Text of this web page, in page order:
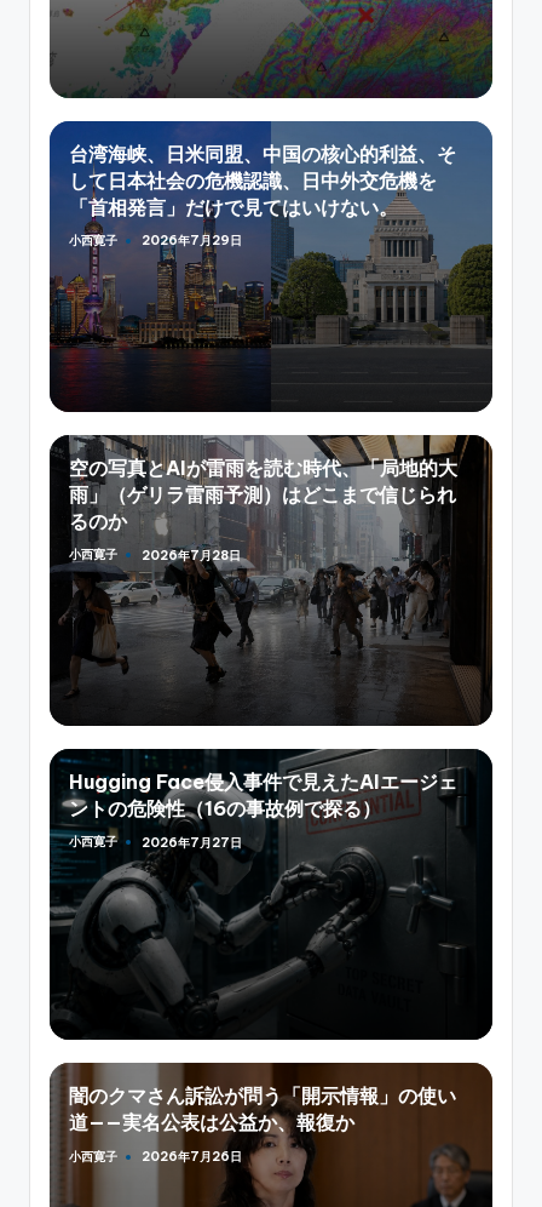
台湾海峡、日米同盟、中国の核心的利益、そ
して日本社会の危機認識、日中外交危機を
「首相発言」だけで見てはいけない。
Posted
小西寛子 2026年7月29日
空の写真とAIが雷雨を読む時代、「局地的大
雨」（ゲリラ雷雨予測）はどこまで信じられ
るのか
Posted
by
小西寛子 2026年7月28日
Hugging Face侵入事件で見えたAIエージェ
ントの危険性（16の事故例で探る）
Posted
by
小西寛子 2026年7月27日
闇のクマさん訴訟が問う「開示情報」の使い
道——実名公表は公益か、報復か
Posted
小西寛子 2026年7月26日